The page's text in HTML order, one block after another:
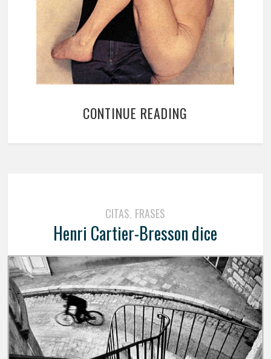
CONTINUE READING
CITAS, FRASES
Henri Cartier-Bresson dice